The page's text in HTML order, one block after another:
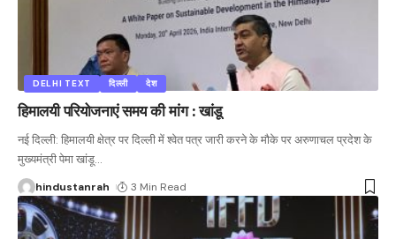
DELHI TEXT दिल्ली देश
हिमालयी परियोजनाएं समय की मांग : खांडू
नई दिल्ली: हिमालयी क्षेत्र पर दिल्ली में श्वेत पत्र जारी करने के मौके पर अरुणाचल प्रदेश के
मुख्यमंत्री पेमा खांडू…
hindustanrah 3 Min Read